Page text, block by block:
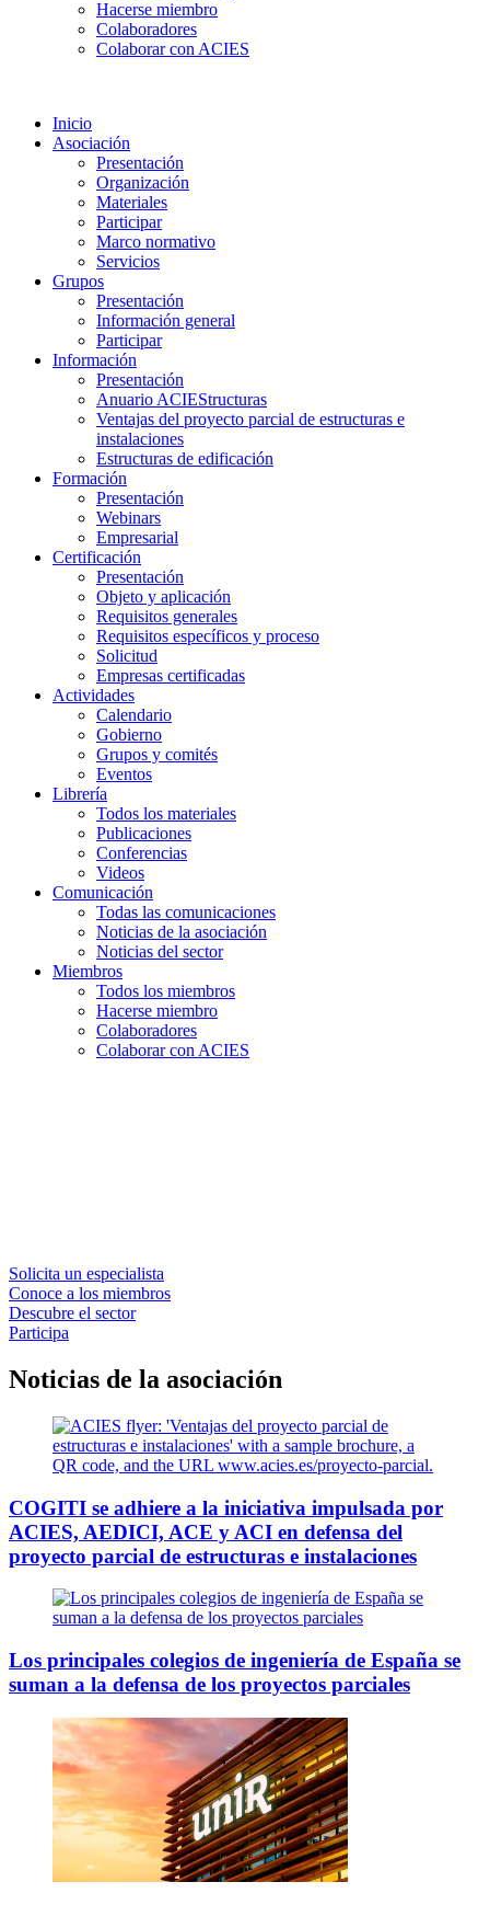
Hacerse miembro
Colaboradores
Colaborar con ACIES
Inicio
Asociación
Presentación
Organización
Materiales
Participar
Marco normativo
Servicios
Grupos
Presentación
Información general
Participar
Información
Presentación
Anuario ACIEStructuras
Ventajas del proyecto parcial de estructuras e
instalaciones
Estructuras de edificación
Formación
Presentación
Webinars
Empresarial
Certificación
Presentación
Objeto y aplicación
Requisitos generales
Requisitos específicos y proceso
Solicitud
Empresas certificadas
Actividades
Calendario
Gobierno
Grupos y comités
Eventos
Librería
Todos los materiales
Publicaciones
Conferencias
Videos
Comunicación
Todas las comunicaciones
Noticias de la asociación
Noticias del sector
Miembros
Todos los miembros
Hacerse miembro
Colaboradores
Colaborar con ACIES
Solicita un especialista
Conoce a los miembros
Descubre el sector
Participa
Noticias de la asociación
COGITI se adhiere a la iniciativa impulsada por
ACIES, AEDICI, ACE y ACI en defensa del
proyecto parcial de estructuras e instalaciones
Los principales colegios de ingeniería de España se
suman a la defensa de los proyectos parciales